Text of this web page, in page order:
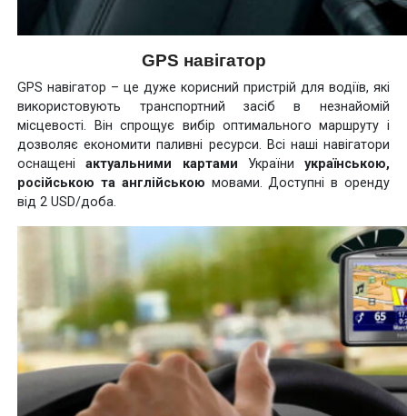
GPS навігатор
GPS навігатор – це дуже корисний пристрій для водіїв, які
використовують транспортний засіб в незнайомій
місцевості. Він спрощує вибір оптимального маршруту і
дозволяє економити паливні ресурси. Всі наші навігатори
оснащеніактуальними картами України українською,
російською та англійською мовами. Доступні в оренду
від 2 USD/доба.